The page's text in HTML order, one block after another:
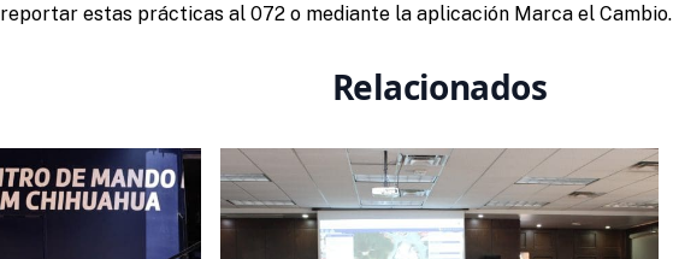
reportar estas prácticas al 072 o mediante la aplicación Marca el Cambio.
Relacionados